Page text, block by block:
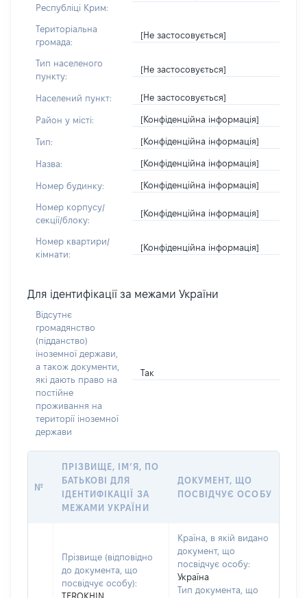
Республіці Крим:
Територіальна
громада:
[Не застосовується]
Тип населеного
пункту:
[Не застосовується]
Населений пункт: [Не застосовується]
Район у місті: [Конфіденційна інформація]
Тип: [Конфіденційна інформація]
Назва: [Конфіденційна інформація]
Номер будинку: [Конфіденційна інформація]
Номер корпусу/
секції/блоку:
[Конфіденційна інформація]
Номер квартири/
кімнати:
[Конфіденційна інформація]
Для ідентифікації за межами України
Відсутнє
громадянство
(підданство)
іноземної держави,
а також документи,
які дають право на
постійне
проживання на
території іноземної
держави
Так
№
ПРІЗВИЩЕ, ІМ’Я, ПО
БАТЬКОВІ ДЛЯ
ІДЕНТИФІКАЦІЇ ЗА
МЕЖАМИ УКРАЇНИ
ДОКУМЕНТ, ЩО
ПОСВІДЧУЄ ОСОБУ
Прізвище (відповідно
до документа, що
посвідчує особу):
TEROKHIN
Країна, в якій видано
документ, що
посвідчує особу:
Україна
Тип документа, що